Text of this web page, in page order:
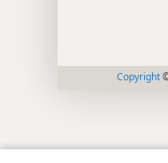
Copyright